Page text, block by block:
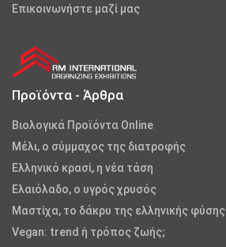
Επικοινωνήστε μαζί μας
Προϊόντα - Άρθρα
Βιολογικά Προϊόντα Online
Μέλι, ο σύμμαχος της διατροφής
Ελληνικό κρασί, η νέα τάση
Ελαιόλαδο, ο υγρός χρυσός
Μαστίχα, το δάκρυ της ελληνικής φύσης
Vegan: trend ή τρόπος ζωής;